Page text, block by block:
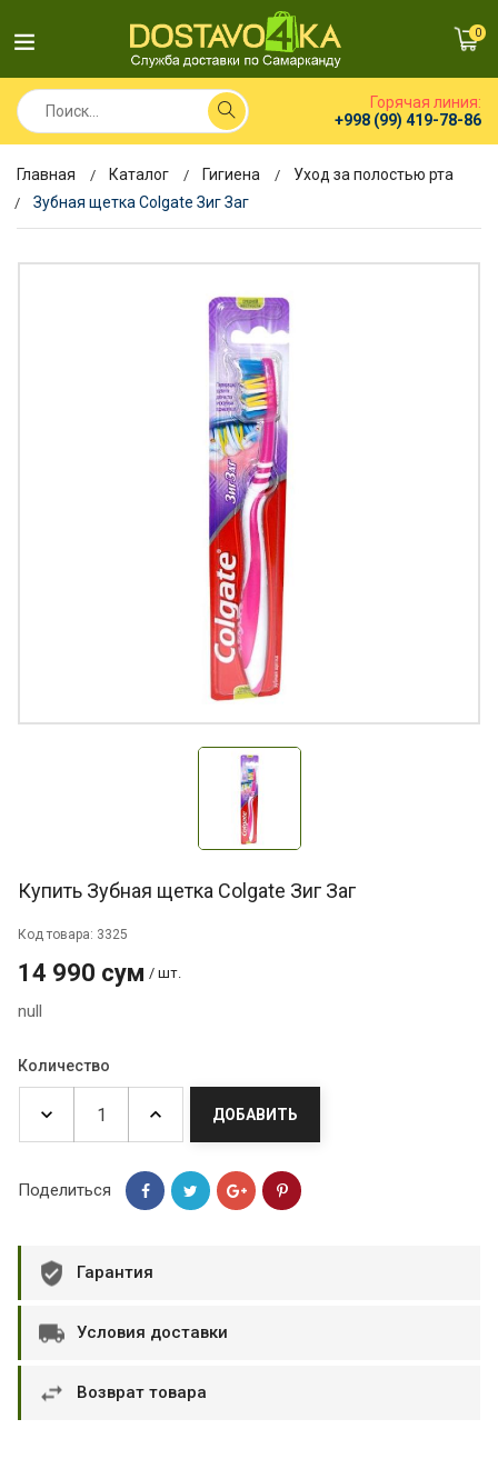
0
Горячая линия:
+998 (99) 419-78-86
Главная Каталог Гигиена
Уход за полостью рта
Зубная щетка Colgate Зиг Заг
Купить Зубная щетка Colgate Зиг Заг
Код товара: 3325
14 990 сум / шт.
null
Количество
ДОБАВИТЬ
Поделиться
Гарантия
Условия доставки
Возврат товара